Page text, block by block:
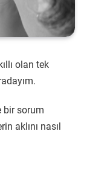
olan tek
bir sorum
aklını nasıl